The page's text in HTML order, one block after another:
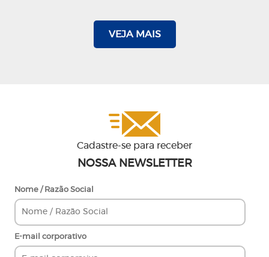
VEJA MAIS
Cadastre-se para receber
NOSSA NEWSLETTER
Nome / Razão Social
E-mail corporativo